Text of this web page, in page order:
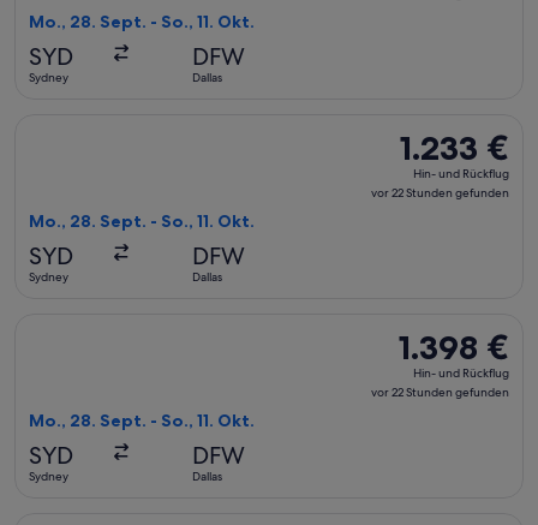
Mo., 28. Sept. - So., 11. Okt.
SYD
Sydney
DFW
Dallas
1.233 €
Hin-
und
1.233 €
Hin- und Rückflug
vor 22 Stunden gefunden
Mo., 28. Sept. - So., 11. Okt.
SYD
Sydney
DFW
Dallas
1.398 €
Hin-
und
1.398 €
Hin- und Rückflug
vor 22 Stunden gefunden
Mo., 28. Sept. - So., 11. Okt.
SYD
Sydney
DFW
Dallas